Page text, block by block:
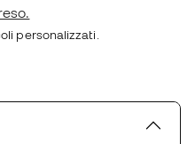
personalizzati.